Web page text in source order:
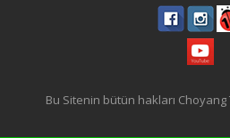
Bu Sitenin bütün hakları